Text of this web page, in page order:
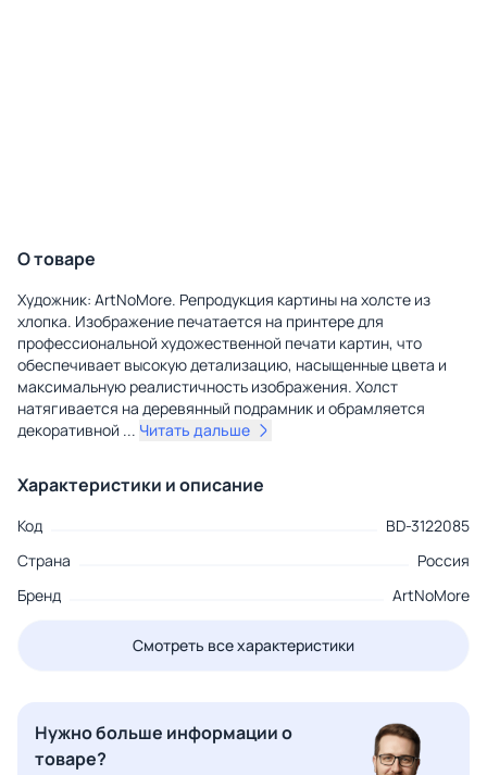
О товаре
Художник: ArtNoMore. Репродукция картины на холсте из
хлопка. Изображение печатается на принтере для
профессиональной художественной печати картин, что
обеспечивает высокую детализацию, насыщенные цвета и
максимальную реалистичность изображения. Холст
натягивается на деревянный подрамник и обрамляется
декоративной ... Читать дальше
Характеристики и описание
Код
BD-3122085
Страна
Россия
Бренд
ArtNoMore
Смотреть все характеристики
Нужно больше информации о
товаре?